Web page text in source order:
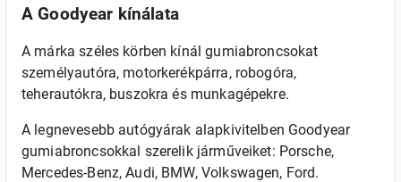
A Goodyear kínálata
A márka széles körben kínál gumiabroncsokat
személyautóra, motorkerékpárra, robogóra,
teherautókra, buszokra és munkagépekre.
A legnevesebb autógyárak alapkivitelben Goodyear
gumiabroncsokkal szerelik járműveiket: Porsche,
Mercedes-Benz, Audi, BMW, Volkswagen, Ford.